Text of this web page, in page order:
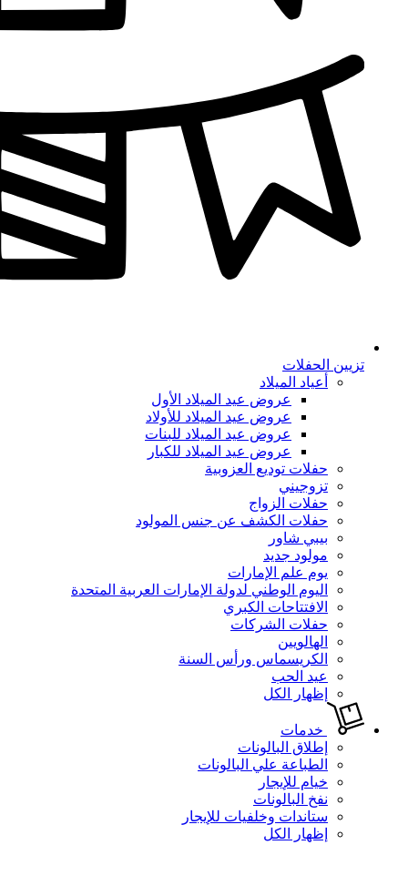
تزيين الحفلات
أعياد الميلاد
عروض عيد الميلاد الأول
عروض عيد الميلاد للأولاد
عروض عيد الميلاد للبنات
عروض عيد الميلاد للكبار
حفلات توديع العزوبية
تزوجيني
حفلات الزواج
حفلات الكشف عن جنس المولود
بيبي شاور
مولود جديد
يوم علم الإمارات
اليوم الوطني لدولة الإمارات العربية المتحدة
الافتتاحات الكبري
حفلات الشركات
الهالويين
الكريسماس ورأس السنة
عيد الحب
إظهار الكل
خدمات
إطلاق البالونات
الطباعة علي البالونات
خيام للإيجار
نفخ البالونات
ستاندات وخلفيات للإيجار
إظهار الكل